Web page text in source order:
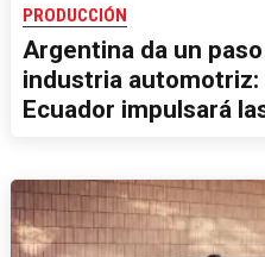
PRODUCCIÓN
Argentina da un
industria automotriz:
Ecuador impulsará